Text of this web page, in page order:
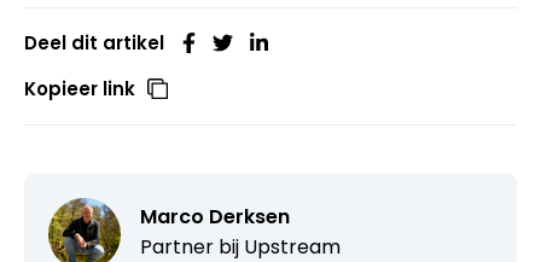
Deel dit artikel
Kopieer link
Marco Derksen
Partner bij Upstream